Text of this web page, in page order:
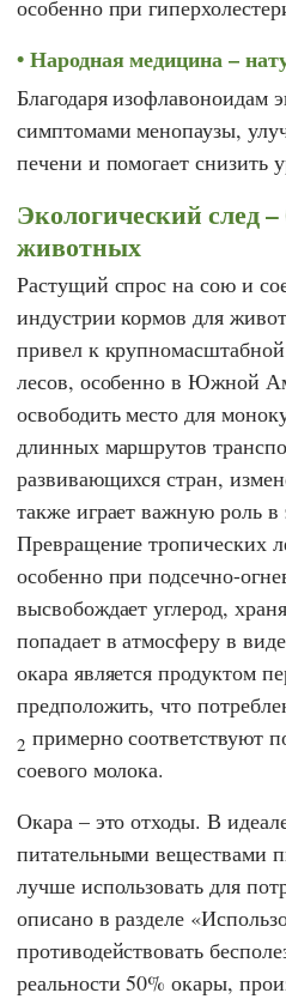
особенно при
Народная медицина –
Благодаря изофлавоноидам
симптомами менопаузы,
печени и помогает снизить
Экологический след
животных
Растущий спрос на сою и
индустрии кормов для
привел к
лесов, особенно в Южной
освободить место для
длинных маршрутов
развивающихся стран,
также играет важную роль в
Превращение тропических
особенно при подсечно-
высвобождает углерод,
попадает в атмосферу в
окара является продуктом
предположить, что
2 примерно соответствуют
соевого молока.
Окара – это отходы. В
питательными веществами
лучше использовать для
описано в разделе
противодействовать
реальности 50% окары,